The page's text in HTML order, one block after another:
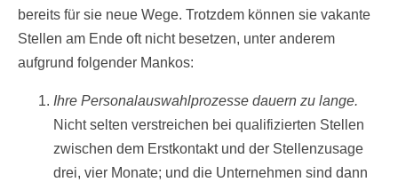
bereits für sie neue Wege. Trotzdem können sie vakante
Stellen am Ende oft nicht besetzen, unter anderem
aufgrund folgender Mankos:
Ihre Personalauswahlprozesse dauern zu lange.
Nicht selten verstreichen bei qualifizierten Stellen
zwischen dem Erstkontakt und der Stellenzusage
drei, vier Monate; und die Unternehmen sind dann